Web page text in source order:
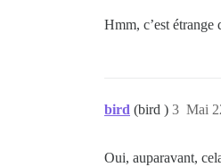
Hmm, c’est étrange
bird (bird ) Mai
3
Oui, auparavant,